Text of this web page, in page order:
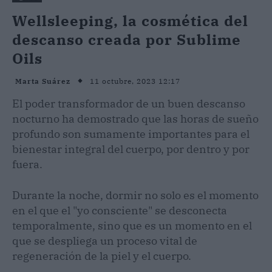
Wellsleeping, la cosmética del
descanso creada por Sublime
Oils
Marta Suárez 11 octubre, 2023 12:17
El poder transformador de un buen descanso
nocturno ha demostrado que las horas de sueño
profundo son sumamente importantes para el
bienestar integral del cuerpo, por dentro y por
fuera.
Durante la noche, dormir no solo es el momento
en el que el "yo consciente" se desconecta
temporalmente, sino que es un momento en el
que se despliega un proceso vital de
regeneración de la piel y el cuerpo.